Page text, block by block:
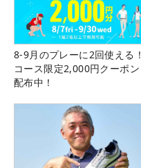
8-9月のプレーに2回使える！
コース限定2,000円クーポン
配布中！